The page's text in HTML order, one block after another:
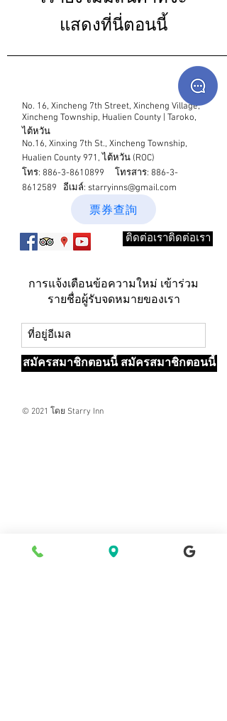
แสดงที่นี่ตอนนี้
No. 16, Xincheng 7th Street, Xincheng Village,
Xincheng Township, Hualien County | Taroko,
ไต้หวัน
No.16, Xinxing 7th St., Xincheng Township,
Hualien County 971, ไต้หวัน (ROC)
โทร: 886-3-8610899 โทรสาร: 886-3-
8612589 อีเมล์: starryinns@gmail.com
票券查詢
ติดต่อเราติดต่อเรา
การแจ้งเตือนข้อความใหม่ เข้าร่วม
รายชื่อผู้รับจดหมายของเรา
สมัครสมาชิกตอนนี้ สมัครสมาชิกตอนนี้
© 2021 โดย Starry Inn